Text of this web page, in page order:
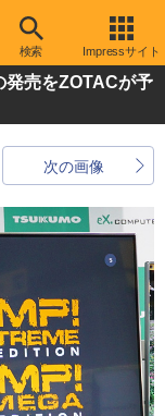
検索 Impressサイト
発売をZOTACが予
次の画像